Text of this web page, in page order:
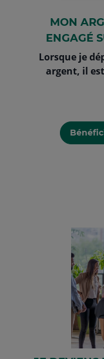
MON
ENGAGÉ
Lorsque je
argent, il